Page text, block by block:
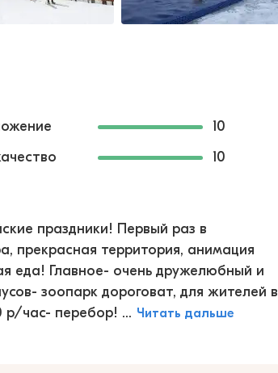
10
10
праздники! Первый раз в
прекрасная территория, анимация
еда! Главное- очень дружелюбный и
зоопарк дороговат, для жителей в
р/час- перебор! ... Читать дальше